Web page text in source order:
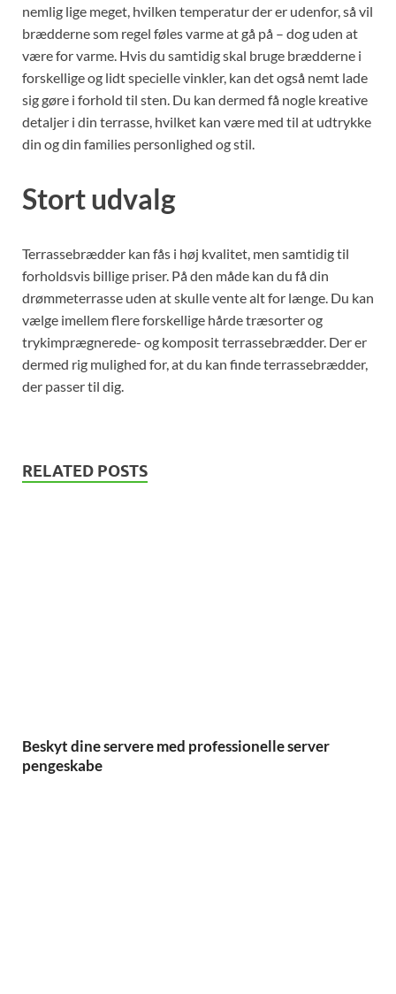
nemlig lige meget, hvilken temperatur der er udenfor, så vil
brædderne som regel føles varme at gå på – dog uden at
være for varme. Hvis du samtidig skal bruge brædderne i
forskellige og lidt specielle vinkler, kan det også nemt lade
sig gøre i forhold til sten. Du kan dermed få nogle kreative
detaljer i din terrasse, hvilket kan være med til at udtrykke
din og din families personlighed og stil.
Stort udvalg
Terrassebrædder kan fås i høj kvalitet, men samtidig til
forholdsvis billige priser. På den måde kan du få din
drømmeterrasse uden at skulle vente alt for længe. Du kan
vælge imellem flere forskellige hårde træsorter og
trykimprægnerede- og komposit terrassebrædder. Der er
dermed rig mulighed for, at du kan finde terrassebrædder,
der passer til dig.
RELATED POSTS
Beskyt dine servere med professionelle server
pengeskabe